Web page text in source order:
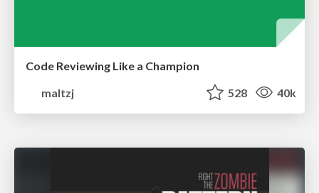
Code Reviewing Like a Champion
maltzj
528 40k